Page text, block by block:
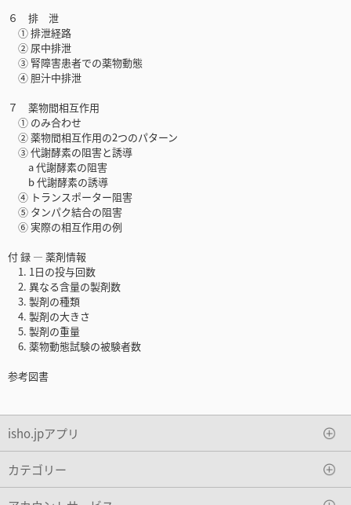
６ 排 泄
① 排泄経路
② 尿中排泄
③ 腎障害患者での薬物動態
④ 胆汁中排泄
７ 薬物間相互作用
① のみ合わせ
② 薬物間相互作用の2つのパターン
③ 代謝酵素の阻害と誘導
a 代謝酵素の阻害
b 代謝酵素の誘導
④ トランスポーター阻害
⑤ タンパク結合の阻害
⑥ 実際の相互作用の例
付 録 ― 薬剤情報
1. 1日の投与回数
2. 異なる含量の製剤数
3. 製剤の種類
4. 製剤の大きさ
5. 製剤の重量
6. 薬物動態試験の被験者数
参考図書
isho.jpアプリ
カテゴリー